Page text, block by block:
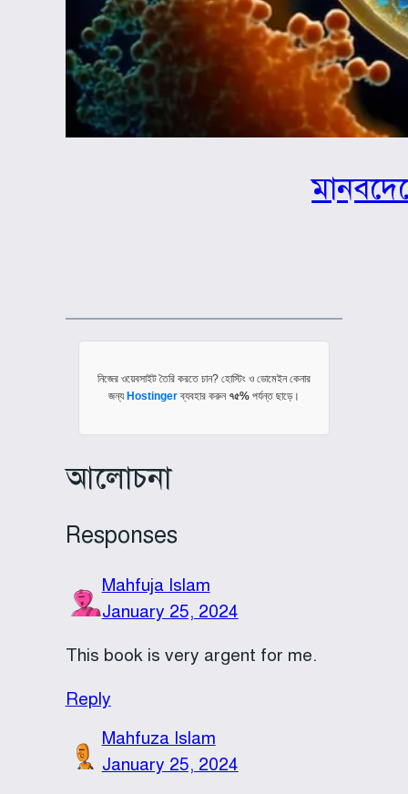
নিজের ওয়েবসাইট তৈরি করতে চান? হোস্টিং ও ডোমেইন কেনার
জন্যHostingerব্যবহার করুন ৭৫% পর্যন্ত ছাড়ে।
আলোচনা
Responses
Mahfuja Islam
January 25, 2024
This book is very argent for me.
Reply
Mahfuza Islam
January 25, 2024